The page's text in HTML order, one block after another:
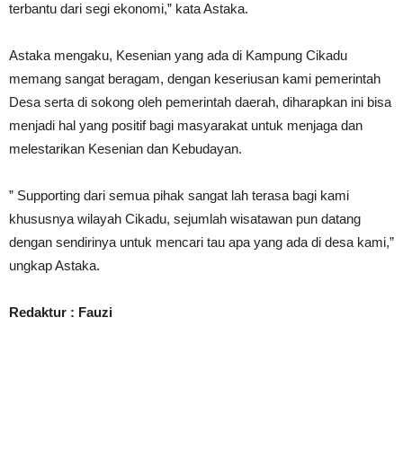
terbantu dari segi ekonomi,” kata Astaka.
Astaka mengaku, Kesenian yang ada di Kampung Cikadu
memang sangat beragam, dengan keseriusan kami pemerintah
Desa serta di sokong oleh pemerintah daerah, diharapkan ini bisa
menjadi hal yang positif bagi masyarakat untuk menjaga dan
melestarikan Kesenian dan Kebudayan.
” Supporting dari semua pihak sangat lah terasa bagi kami
khususnya wilayah Cikadu, sejumlah wisatawan pun datang
dengan sendirinya untuk mencari tau apa yang ada di desa kami,”
ungkap Astaka.
Redaktur : Fauzi